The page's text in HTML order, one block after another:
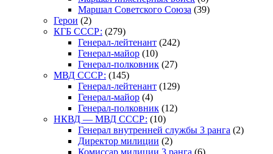
Маршал Советского Союза (39)
Герои (2)
КГБ СССР: (279)
Генерал-лейтенант (242)
Генерал-майор (10)
Генерал-полковник (27)
МВД СССР: (145)
Генерал-лейтенант (129)
Генерал-майор (4)
Генерал-полковник (12)
НКВД — МВД СССР: (10)
Генерал внутренней службы 3 ранга (2)
Директор милиции (2)
Комиссар милиции 3 ранга (6)